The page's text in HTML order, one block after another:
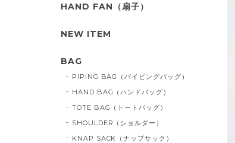
HAND FAN（扇子）
NEW ITEM
BAG
PIPING BAG（パイピングバッグ）
HAND BAG（ハンドバッグ）
TOTE BAG（トートバッグ）
SHOULDER（ショルダー）
KNAP SACK（ナップサック）